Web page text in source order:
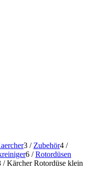
3 / Zubehör4 /
6 / Rotordüsen
/ Kärcher Rotordüse klein